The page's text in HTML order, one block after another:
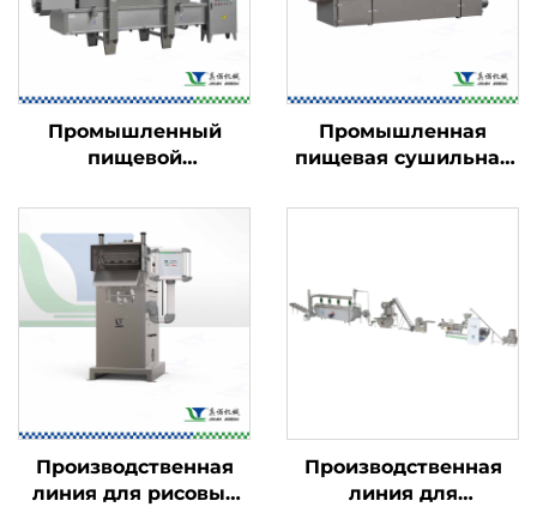
Промышленный
пищевой
Промышленная
пищевая сушильная
Производственная
линия для рисовых
Производственная
линия для